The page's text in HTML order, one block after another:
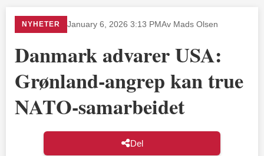
NYHETER January 6, 2026 3:13 PMAv Mads Olsen
Danmark advarer USA:
Grønland-angrep kan true
NATO-samarbeidet
Del